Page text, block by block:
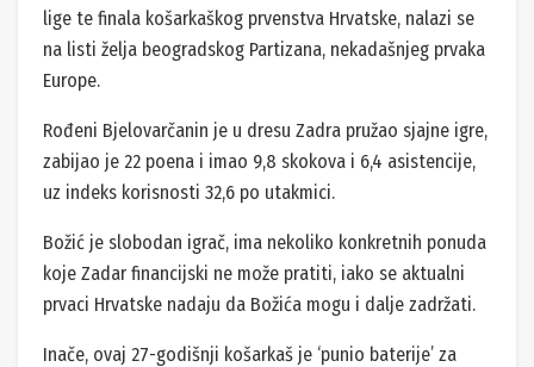
lige te finala košarkaškog prvenstva Hrvatske, nalazi se
na listi želja beogradskog Partizana, nekadašnjeg prvaka
Europe.
Rođeni Bjelovarčanin je u dresu Zadra pružao sjajne igre,
zabijao je 22 poena i imao 9,8 skokova i 6,4 asistencije,
uz indeks korisnosti 32,6 po utakmici.
Božić je slobodan igrač, ima nekoliko konkretnih ponuda
koje Zadar financijski ne može pratiti, iako se aktualni
prvaci Hrvatske nadaju da Božića mogu i dalje zadržati.
Inače, ovaj 27-godišnji košarkaš je ‘punio baterije’ za